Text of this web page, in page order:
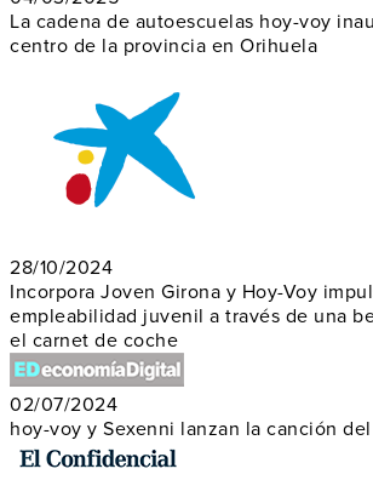
La cadena de autoescuelas hoy-voy
centro de la provincia en Orihuela
28/10/2024
Incorpora Joven Girona y Hoy-Voy
empleabilidad juvenil a través de una
el carnet de coche
02/07/2024
hoy-voy y Sexenni lanzan la canción